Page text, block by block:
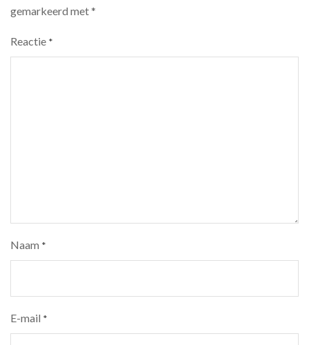
gemarkeerd met*
Reactie *
Naam *
E-mail *